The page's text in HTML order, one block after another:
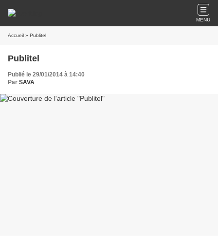
MENU
Accueil » Publitel
Publitel
Publié le 29/01/2014 à 14:40
Par SAVA